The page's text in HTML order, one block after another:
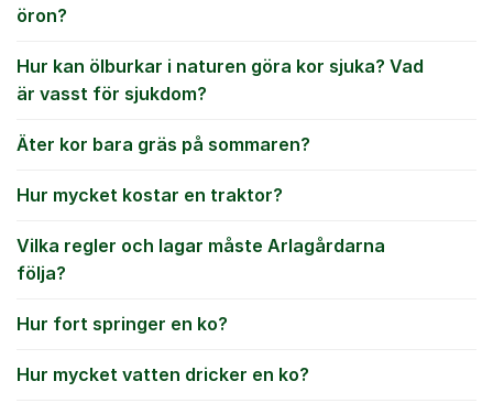
öron?
Hur kan ölburkar i naturen göra kor sjuka? Vad
är vasst för sjukdom?
Äter kor bara gräs på sommaren?
Hur mycket kostar en traktor?
Vilka regler och lagar måste Arlagårdarna
följa?
Hur fort springer en ko?
Hur mycket vatten dricker en ko?